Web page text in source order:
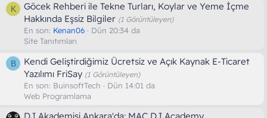
K
Göcek Rehberi ile Tekne Turları, Koylar ve Yeme İçme
Hakkında Eşsiz Bilgiler (1 Görüntüleyen)
En son: Kenan06
Dün 20:34 da
Site Tanıtımları
B
Kendi Geliştirdiğimiz Ücretsiz ve Açık Kaynak E-Ticaret
Yazılımı FriSay (1 Görüntüleyen)
En son: BuinsoftTech
Dün 14:01 da
Web Programlama